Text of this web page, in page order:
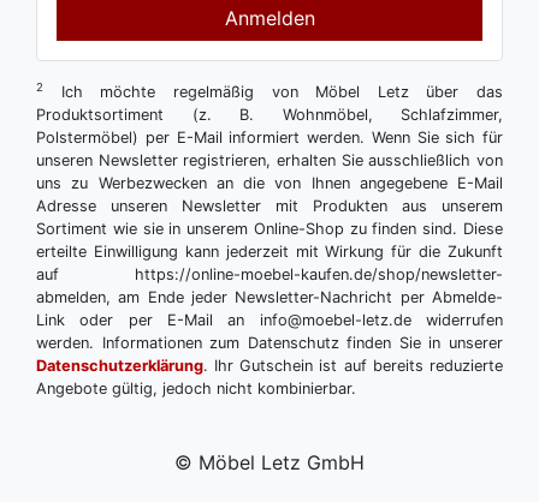
Anmelden
2
Ich möchte regelmäßig von Möbel Letz über das
Produktsortiment (z. B. Wohnmöbel, Schlafzimmer,
Polstermöbel) per E-Mail informiert werden. Wenn Sie sich für
unseren Newsletter registrieren, erhalten Sie ausschließlich von
uns zu Werbezwecken an die von Ihnen angegebene E-Mail
Adresse unseren Newsletter mit Produkten aus unserem
Sortiment wie sie in unserem Online-Shop zu finden sind. Diese
erteilte Einwilligung kann jederzeit mit Wirkung für die Zukunft
auf https://online-moebel-kaufen.de/shop/newsletter-
abmelden, am Ende jeder Newsletter-Nachricht per Abmelde-
Link oder per E-Mail an info@moebel-letz.de widerrufen
werden. Informationen zum Datenschutz finden Sie in unserer
Datenschutzerklärung. Ihr Gutschein ist auf bereits reduzierte
Angebote gültig, jedoch nicht kombinierbar.
© Möbel Letz GmbH